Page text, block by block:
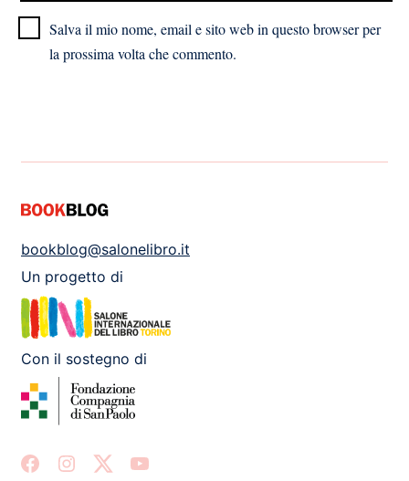
Salva il mio nome, email e sito web in questo browser per
la prossima volta che commento.
bookblog@salonelibro.it
Un progetto di
Con il sostegno di
FacebookInstagram